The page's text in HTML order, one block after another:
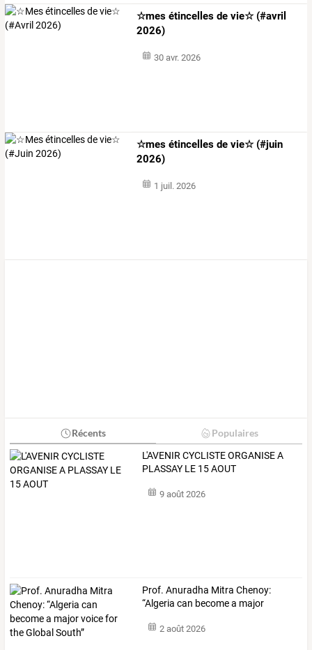
☆mes étincelles de vie☆ (#avril
2026)
30 avr. 2026
☆mes étincelles de vie☆ (#juin
2026)
1 juil. 2026
Récents Populaires
L'AVENIR CYCLISTE ORGANISE A
PLASSAY LE 15 AOUT
9 août 2026
Prof. Anuradha Mitra Chenoy:
“Algeria can becomea major
2 août 2026